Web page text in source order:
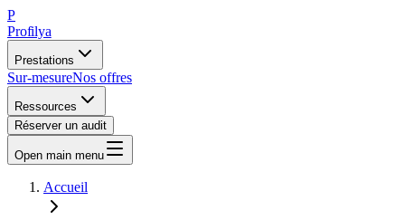
P
Profilya
Prestations
Sur-mesureNos offres
Ressources
Réserver un audit
Open main menu
Accueil